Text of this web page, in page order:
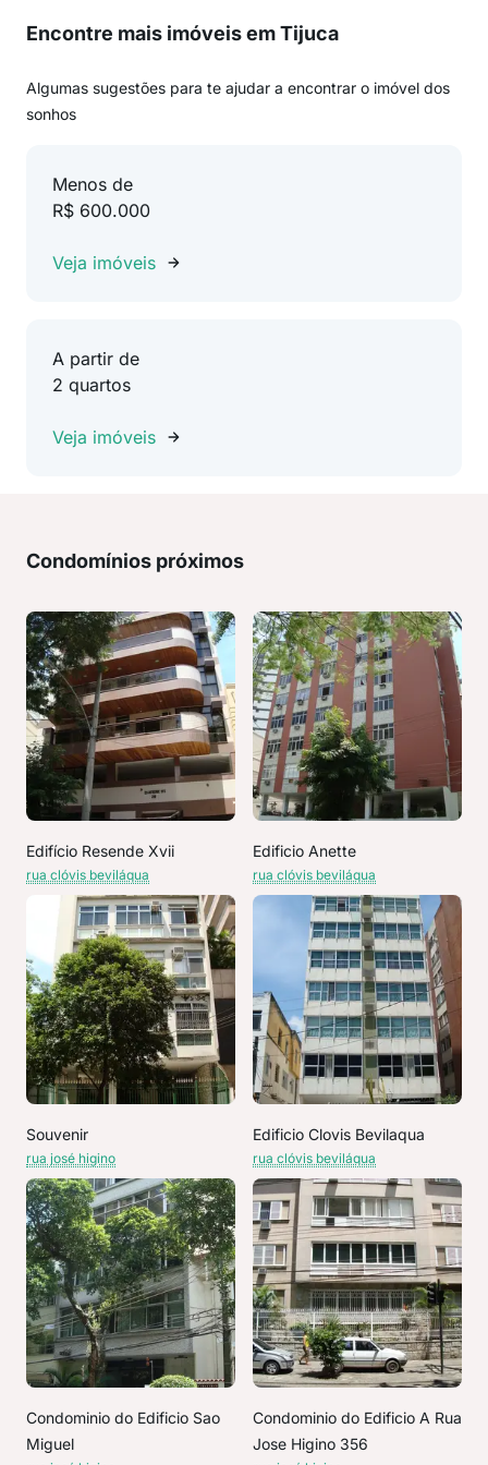
Encontre mais imóveis em Tijuca
Algumas sugestões para te ajudar a encontrar o imóvel dos
sonhos
Menos de
R$ 600.000
Veja imóveis
A partir de
2 quartos
Veja imóveis
Condomínios próximos
Edifício Resende Xvii
rua clóvis beviláqua
Edificio Anette
rua clóvis beviláqua
Souvenir
rua josé higino
Edificio Clovis Bevilaqua
rua clóvis beviláqua
Condominio do Edificio Sao
Miguel
Condominio do Edificio A Rua
Jose Higino 356